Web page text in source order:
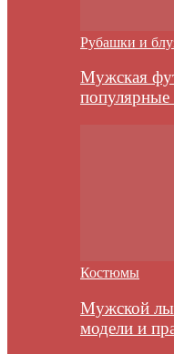
Рубашки и
Мужская
популярные
Костюмы
Мужской
модели и